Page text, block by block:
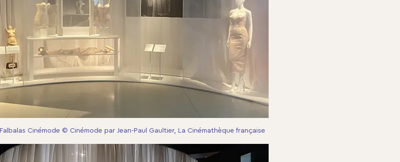
Falbalas Cinémode © Cinémode par Jean-Paul Gaultier, La Cinémathèque française